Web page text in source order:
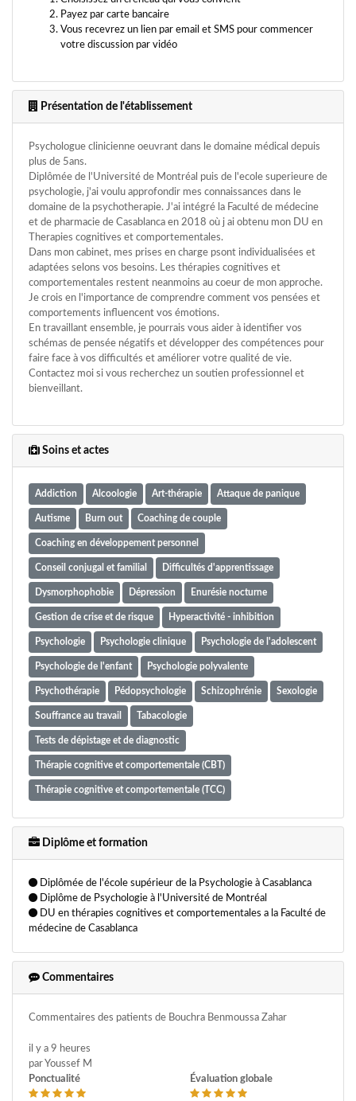
Payez par carte bancaire
Vous recevrez un lien par email et SMS pour commencer
votre discussion par vidéo
Présentation de l'établissement
Psychologue clinicienne oeuvrant dans le domaine médical depuis
plus de 5ans.
Diplômée de l'Université de Montréal puis de l'ecole superieure de
psychologie, j'ai voulu approfondir mes connaissances dans le
domaine de la psychotherapie. J'ai intégré la Faculté de médecine
et de pharmacie de Casablanca en 2018 où j ai obtenu mon DU en
Therapies cognitives et comportementales.
Dans mon cabinet, mes prises en charge psont individualisées et
adaptées selons vos besoins. Les thérapies cognitives et
comportementales restent neanmoins au coeur de mon approche.
Je crois en l'importance de comprendre comment vos pensées et
comportements influencent vos émotions.
En travaillant ensemble, je pourrais vous aider à identifier vos
schémas de pensée négatifs et développer des compétences pour
faire face à vos difficultés et améliorer votre qualité de vie.
Contactez moi si vous recherchez un soutien professionnel et
bienveillant.
Soins et actes
Addiction Alcoologie Art-thérapie Attaque de panique
Autisme Burn out Coaching de couple
Coaching en développement personnel
Conseil conjugal et familial Difficultés d'apprentissage
Dysmorphophobie Dépression Enurésie nocturne
Gestion de crise et de risque Hyperactivité - inhibition
Psychologie Psychologie clinique Psychologie de l'adolescent
Psychologie de l'enfant Psychologie polyvalente
Psychothérapie Pédopsychologie Schizophrénie Sexologie
Souffrance au travail Tabacologie
Tests de dépistage et de diagnostic
Thérapie cognitive et comportementale (CBT)
Thérapie cognitive et comportementale (TCC)
Thérapie psycho-émotionnelle
Trouble du déficit d'attention Troubles de la personnalité
Troubles du comportement alimentaire Troubles du sommeil
Diplôme et formation
Diplômée de l'école supérieur de la Psychologie à Casablanca
Diplôme de Psychologie à l'Université de Montréal
DU en thérapies cognitives et comportementales a la Faculté de
médecine de Casablanca
Commentaires
Commentaires des patients de Bouchra Benmoussa Zahar
il y a 9 heures
par Youssef M
Ponctualité
Évaluation globale